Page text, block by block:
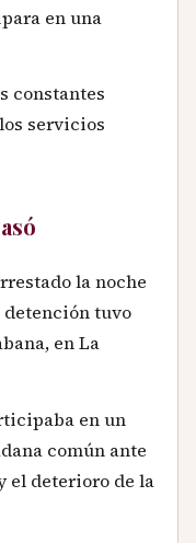
en una
constantes
servicios
la noche
detención tuvo
en La
en un
común ante
el deterioro de la